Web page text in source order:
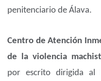
penitenciario de Álava.
Centro de Atención
de la violencia
por escrito dirigida al